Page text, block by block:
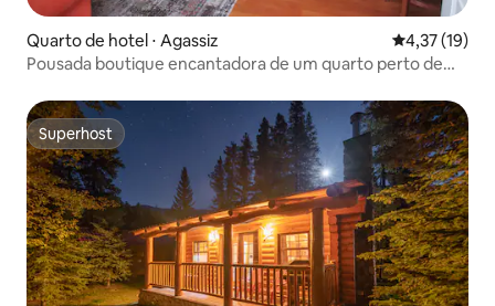
Quarto de hotel ⋅ Agassiz 4,37 de uma
4,37 (19)
Pousada boutique encantadora de um quarto perto de
Superhost
Superhost